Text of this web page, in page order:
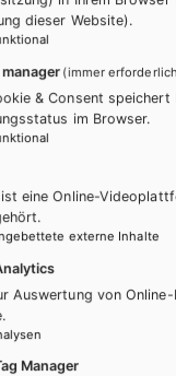
Bände
dieser Website).
(immer
& Consent speichert
im Browser.
ist eine Online-
externe Inhalte
Auswertung von Online-
Manager